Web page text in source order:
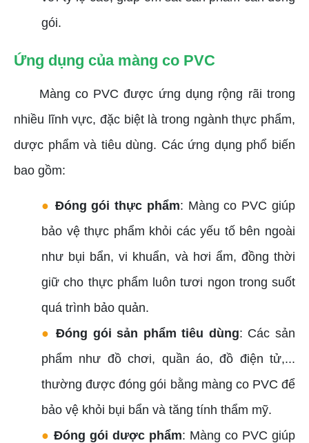
gói.
Ứng dụng của màng co PVC
Màng co PVC được ứng dụng rộng rãi trong
nhiều lĩnh vực, đặc biệt là trong ngành thực phẩm,
dược phẩm và tiêu dùng. Các ứng dụng phổ biến
bao gồm:
● Đóng gói thực phẩm: Màng co PVC giúp
bảo vệ thực phẩm khỏi các yếu tố bên ngoài
như bụi bẩn, vi khuẩn, và hơi ẩm, đồng thời
giữ cho thực phẩm luôn tươi ngon trong suốt
quá trình bảo quản.
● Đóng gói sản phẩm tiêu dùng: Các sản
phẩm như đồ chơi, quần áo, đồ điện tử,...
thường được đóng gói bằng màng co PVC để
bảo vệ khỏi bụi bẩn và tăng tính thẩm mỹ.
● Đóng gói dược phẩm: Màng co PVC giúp